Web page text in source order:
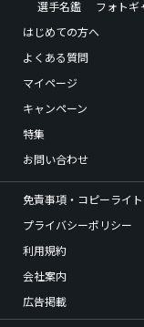
選手名鑑
フォトギ
はじめての方へ
よくある質問
マイページ
キャンペーン
特集
お問い合わせ
免責事項・コピーライト
プライバシーポリシー
利用規約
会社案内
広告掲載